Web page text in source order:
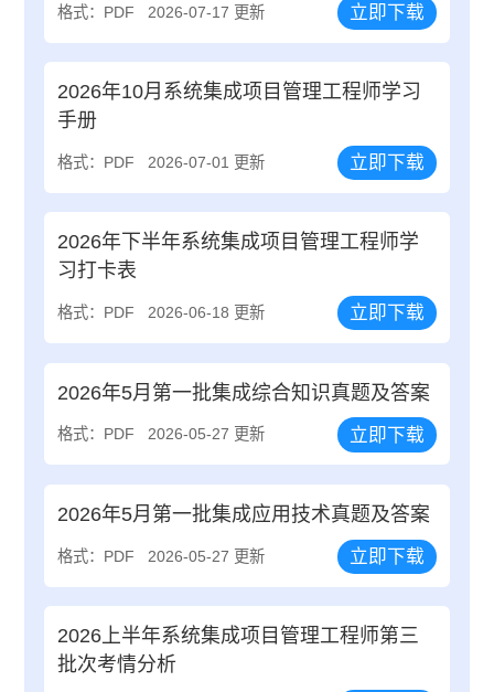
格式：PDF 2026-07-17 更新 立即下载
2026年10月系统集成项目管理工程师学习
手册
格式：PDF 2026-07-01 更新 立即下载
2026年下半年系统集成项目管理工程师学
习打卡表
格式：PDF 2026-06-18 更新 立即下载
2026年5月第一批集成综合知识真题及答案
格式：PDF 2026-05-27 更新 立即下载
2026年5月第一批集成应用技术真题及答案
格式：PDF 2026-05-27 更新 立即下载
2026上半年系统集成项目管理工程师第三
批次考情分析